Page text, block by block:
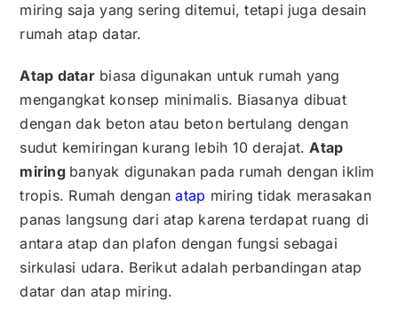
miring saja yang sering ditemui, tetapi juga desain
rumah atap datar.
Atap datarbiasa digunakan untuk rumah yang
mengangkat konsep minimalis. Biasanya dibuat
dengan dak beton atau beton bertulang dengan
sudut kemiringan kurang lebih 10 derajat.Atap
miring banyak digunakan pada rumah dengan iklim
tropis. Rumah denganatap miring tidak merasakan
panas langsung dari atap karena terdapat ruang di
antara atap dan plafon dengan fungsi sebagai
sirkulasi udara. Berikut adalah perbandingan atap
datar dan atap miring.